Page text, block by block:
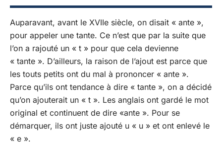
Auparavant, avant le XVIIe siècle, on disait « ante »,
pour appeler une tante. Ce n’est que par la suite que
l’on a rajouté un « t » pour que cela devienne
« tante ». D’ailleurs, la raison de l’ajout est parce que
les touts petits ont du mal à prononcer « ante ».
Parce qu’ils ont tendance à dire « tante », on a décidé
qu’on ajouterait un « t ». Les anglais ont gardé le mot
original et continuent de dire «ante ». Pour se
démarquer, ils ont juste ajouté u « u » et ont enlevé le
« e ».